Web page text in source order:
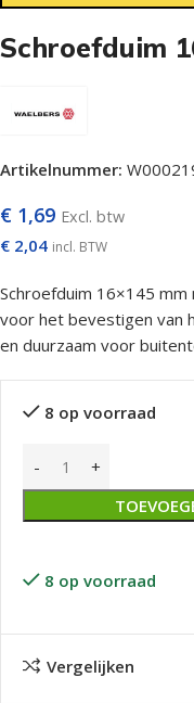
Schroefduim
Artikelnummer:
€ 1,69 Excl. btw
€ 2,04 incl. BTW
Schroefduim 16×145
voor het bevestigen van
en duurzaam voor
8 op voorraad
8 op voorraad
Vergelijken